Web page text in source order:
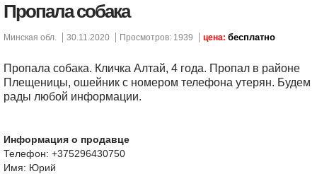
Пропала собака
Минская обл. 30.11.2020 Просмотров: 1939 цена: бесплатно
Пропала собака. Кличка Алтай, 4 года. Пропал в районе
Плещеницы, ошейник с номером телефона утерян. Будем
рады любой информации.
Информация о продавце
Телефон: +375296430750
Имя: Юрий